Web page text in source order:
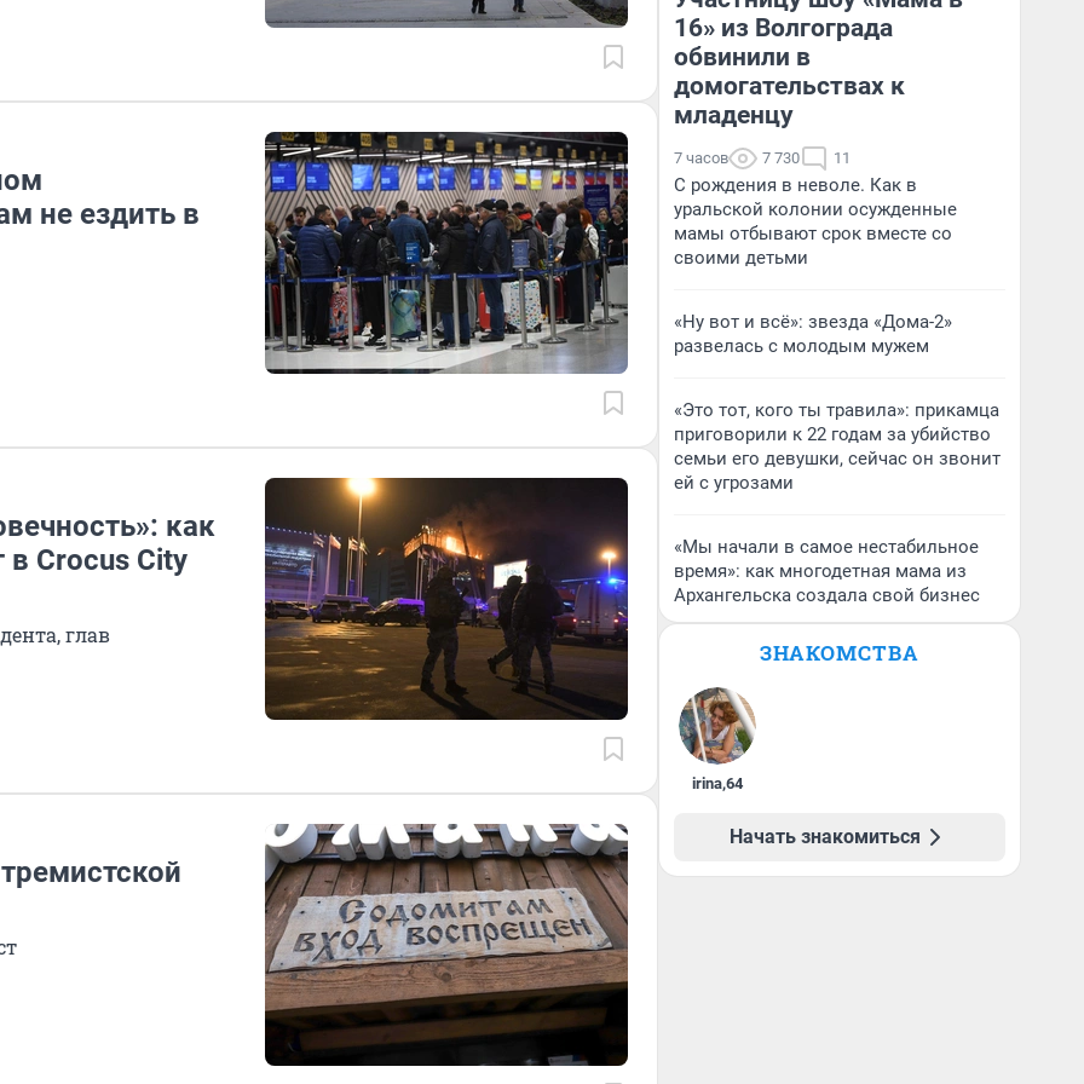
не ездить в
как
в Crocus City
глав
16» из Волгограда
обвинили в
домогательствах к
младенцу
7 часов 7 730 11
С рождения в неволе. Как в
уральской колонии осужденные
мамы отбывают срок вместе со
своими детьми
«Ну вот и всё»: звезда «Дома-2»
развелась с молодым мужем
«Это тот, кого ты травила»: прикамца
приговорили к 22 годам за убийство
семьи его девушки, сейчас он звонит
ей с угрозами
«Мы начали в самое нестабильное
время»: как многодетная мама из
Архангельска создала свой бизнес
ЗНАКОМСТВА
irina,64
Начать знакомиться